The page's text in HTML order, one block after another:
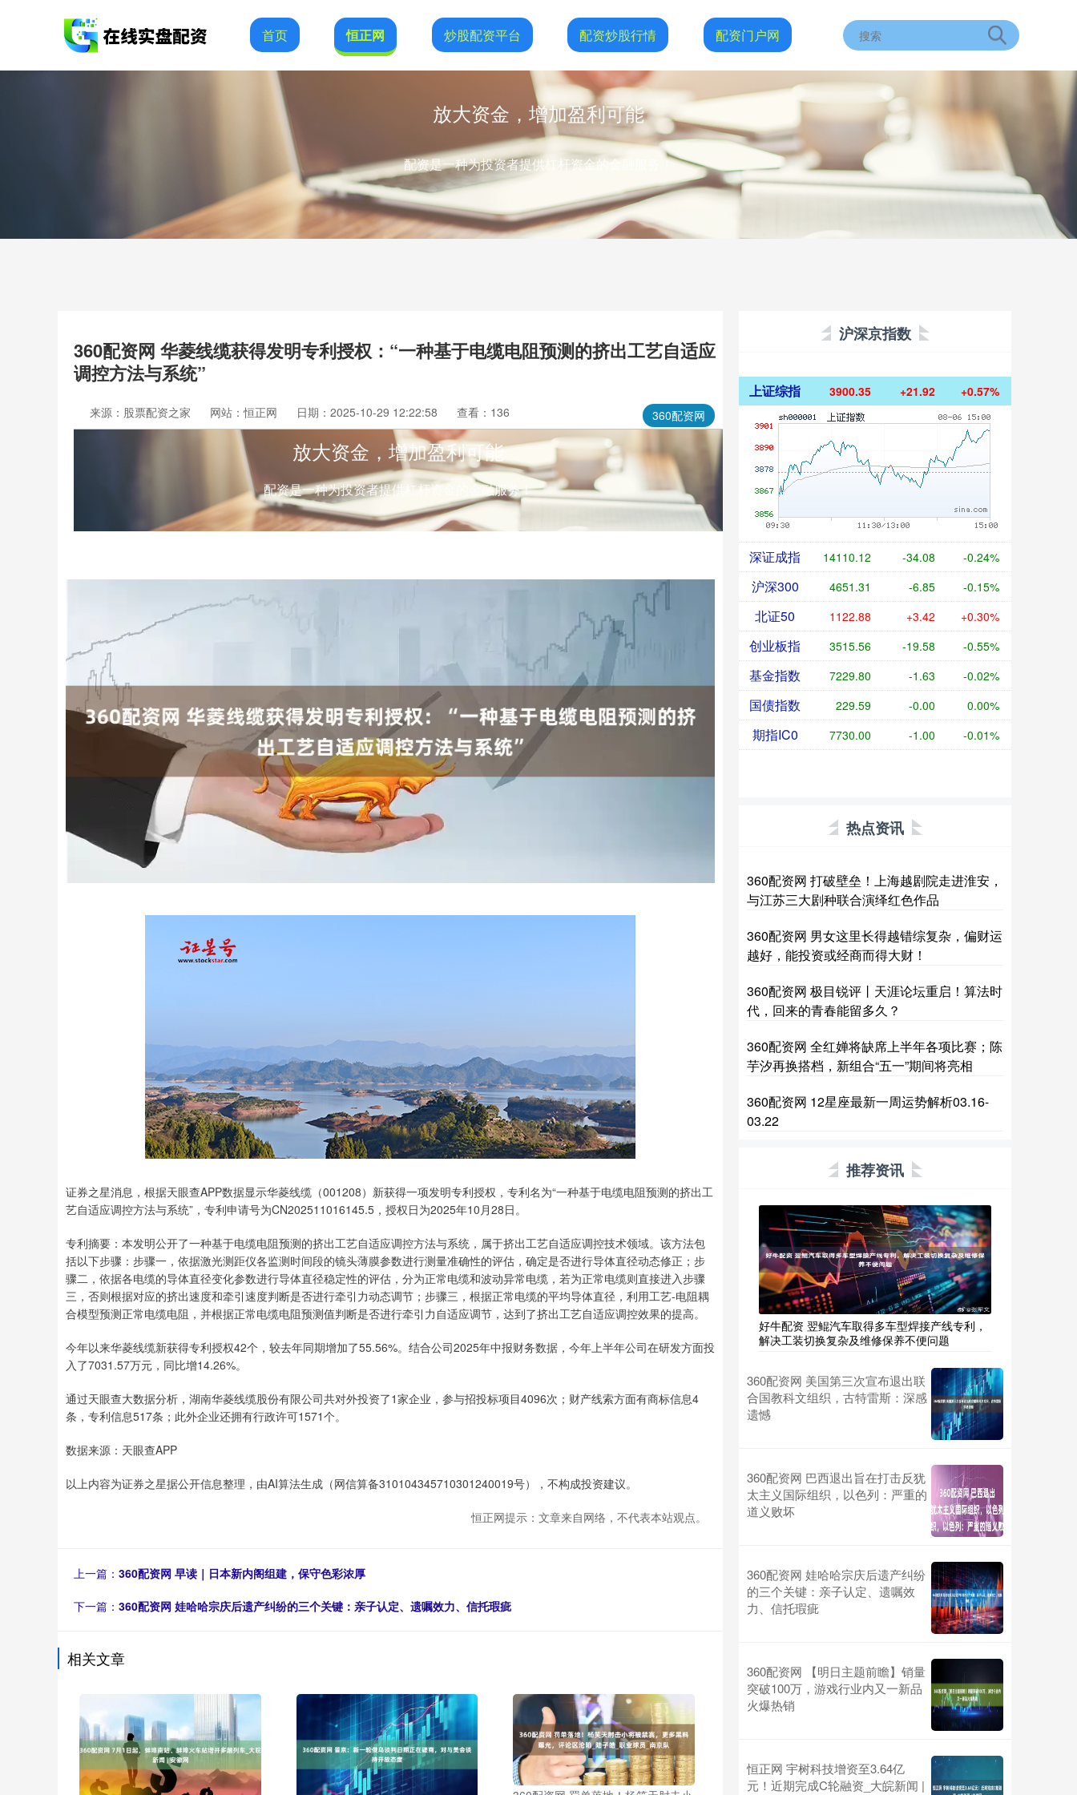
首页 恒正网 炒股配资平台 配资炒股行情 配资门户网
放大资金，增加盈利可能
配资是一种为投资者提供杠杆资金的金融服务！
360配资网 华菱线缆获得发明专利授权：“一种基于电缆电阻预测的挤出工艺自适应
调控方法与系统”
360配资网
来源：股票配资之家 网站：恒正网 日期：2025-10-29 12:22:58 查看：136
放大资金，增加盈利可能
配资是一种为投资者提供杠杆资金的金融服务！
证券之星消息，根据天眼查APP数据显示华菱线缆（001208）新获得一项发明专利授权，专利名为“一种基于电缆电阻预测的挤出工
艺自适应调控方法与系统”，专利申请号为CN202511016145.5，授权日为2025年10月28日。
专利摘要：本发明公开了一种基于电缆电阻预测的挤出工艺自适应调控方法与系统，属于挤出工艺自适应调控技术领域。该方法包
括以下步骤：步骤一，依据激光测距仪各监测时间段的镜头薄膜参数进行测量准确性的评估，确定是否进行导体直径动态修正；步
骤二，依据各电缆的导体直径变化参数进行导体直径稳定性的评估，分为正常电缆和波动异常电缆，若为正常电缆则直接进入步骤
三，否则根据对应的挤出速度和牵引速度判断是否进行牵引力动态调节；步骤三，根据正常电缆的平均导体直径，利用工艺‑电阻耦
合模型预测正常电缆电阻，并根据正常电缆电阻预测值判断是否进行牵引力自适应调节，达到了挤出工艺自适应调控效果的提高。
今年以来华菱线缆新获得专利授权42个，较去年同期增加了55.56%。结合公司2025年中报财务数据，今年上半年公司在研发方面投
入了7031.57万元，同比增14.26%。
通过天眼查大数据分析，湖南华菱线缆股份有限公司共对外投资了1家企业，参与招投标项目4096次；财产线索方面有商标信息4
条，专利信息517条；此外企业还拥有行政许可1571个。
数据来源：天眼查APP
以上内容为证券之星据公开信息整理，由AI算法生成（网信算备310104345710301240019号），不构成投资建议。
恒正网提示：文章来自网络，不代表本站观点。
上一篇： 360配资网 早读｜日本新内阁组建，保守色彩浓厚
下一篇： 360配资网 娃哈哈宗庆后遗产纠纷的三个关键：亲子认定、遗嘱效力、信托瑕疵
相关文章
沪深京指数
上证综指 3900.35 +21.92 +0.57%
深证成指 14110.12 -34.08 -0.24%
沪深300 4651.31 -6.85 -0.15%
北证50 1122.88 +3.42 +0.30%
创业板指 3515.56 -19.58 -0.55%
基金指数 7229.80 -1.63 -0.02%
国债指数 229.59 -0.00 0.00%
期指IC0 7730.00 -1.00 -0.01%
热点资讯
360配资网 打破壁垒！上海越剧院走进淮安，
与江苏三大剧种联合演绎红色作品
360配资网 男女这里长得越错综复杂，偏财运
越好，能投资或经商而得大财！
360配资网 极目锐评丨天涯论坛重启！算法时
代，回来的青春能留多久？
360配资网 全红婵将缺席上半年各项比赛；陈
芋汐再换搭档，新组合“五一”期间将亮相
360配资网 12星座最新一周运势解析03.16-
03.22
推荐资讯
好牛配资 翌鲲汽车取得多车型焊接产线专利，
解决工装切换复杂及维修保养不便问题
360配资网 美国第三次宣布退出联
合国教科文组织，古特雷斯：深感
遗憾
360配资网 巴西退出旨在打击反犹
太主义国际组织，以色列：严重的
道义败坏
360配资网 娃哈哈宗庆后遗产纠纷
的三个关键：亲子认定、遗嘱效
力、信托瑕疵
360配资网 【明日主题前瞻】销量
突破100万，游戏行业内又一新品
火爆热销
恒正网 宇树科技增资至3.64亿
元！近期完成C轮融资_大皖新闻 |